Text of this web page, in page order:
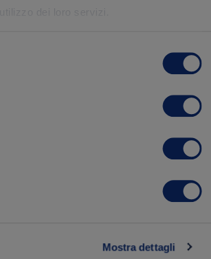
Mostra dettagli
Acquista